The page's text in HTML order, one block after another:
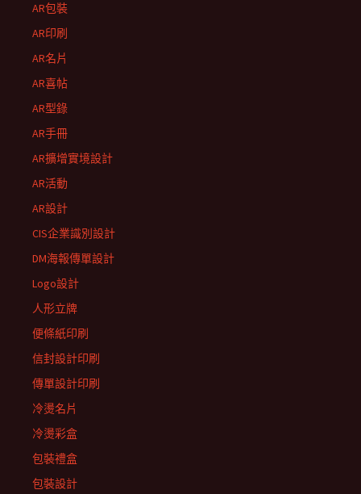
AR包裝
AR印刷
AR名片
AR喜帖
AR型錄
AR手冊
AR擴增實境設計
AR活動
AR設計
CIS企業識別設計
DM海報傳單設計
Logo設計
人形立牌
便條紙印刷
信封設計印刷
傳單設計印刷
冷燙名片
冷燙彩盒
包裝禮盒
包裝設計